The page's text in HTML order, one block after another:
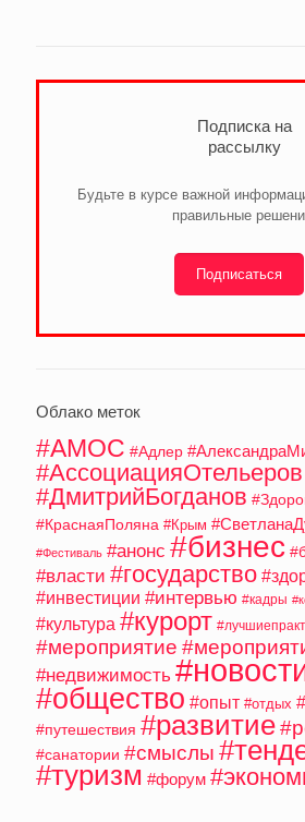
Подписка на
рассылку
Будьте в курсе важной
правильные
Подписаться
Облако меток
#АМОС #Адлер
#АссоциацияОтельеров
#ДмитрийБогданов
#КраснаяПоляна #Крым
#Фестиваль #анонс #бизнес
#власти #государство
#инвестиции #интервью #кадры
#культура #курорт
#мероприятие
#недвижимость
#общество #опыт #отдых
#путешествия #развитие
#санатории #смыслы
#туризм #форум